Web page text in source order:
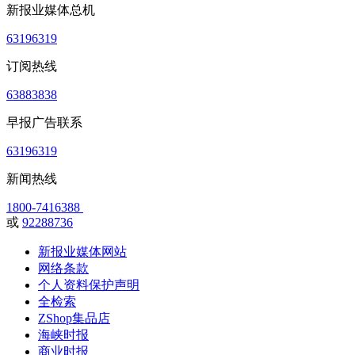
新报业媒体总机
63196319
订阅热线
63883838
早报广告联系
63196319
新闻热线
1800-7416388
或 92288736
新报业媒体网站
网络条款
个人资料保护声明
全检索
ZShop集品店
海峡时报
商业时报